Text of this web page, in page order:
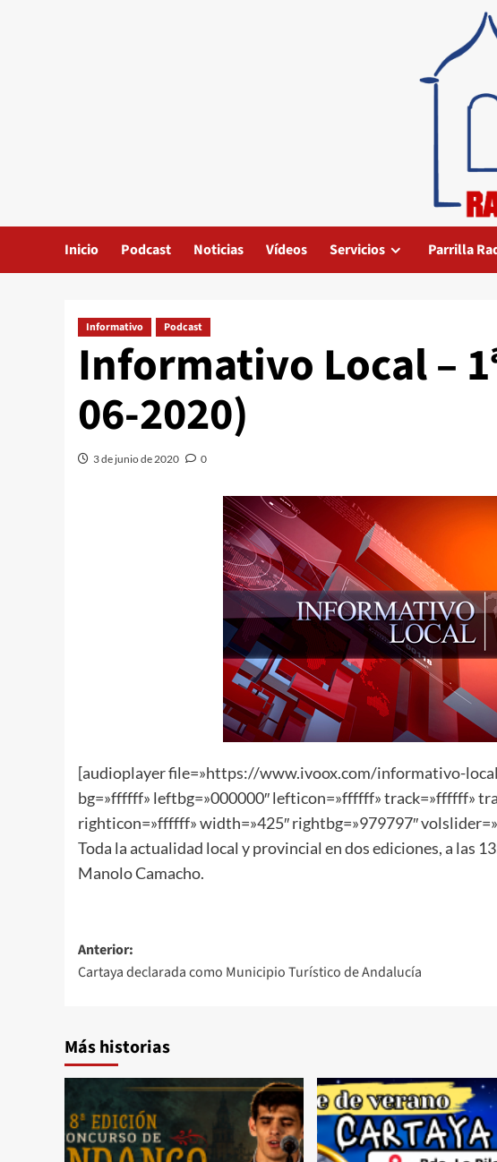
Inicio Podcast Noticias Vídeos Servicios Parrilla
Informativo Podcast
Informativo Local –
06-2020)
3 de junio de 2020 0
[audioplayer file=»https://www.ivoox.com/informativo-
bg=»ffffff» leftbg=»000000″ lefticon=»ffffff» track=»ffffff»
righticon=»ffffff» width=»425″ rightbg=»979797″
Toda la actualidad local y provincial en dos ediciones, a las
Manolo Camacho.
Anterior:
Cartaya declarada como Municipio Turístico de Andalucía
Más historias